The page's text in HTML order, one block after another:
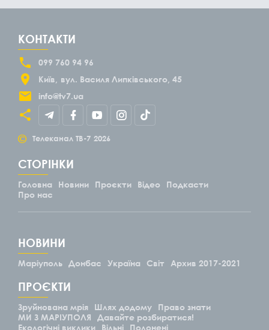
КОНТАКТИ
099 760 94 96
Київ
вул. Василя Липківського, 45
info@tv7.ua
© Телеканал ТВ-7 2026
СТОРІНКИ
Головна Новини Проєкти Відео
Подкасти
Про нас
НОВИНИ
Маріуполь Донбас Україна Світ Архив 2017-2021
ПРОЄКТИ
Зруйнована мрія Шлях додому
Право знати
МИ З МАРІУПОЛЯ
Давайте розбиратися!
Екологічні виклики
Вільні Полонені